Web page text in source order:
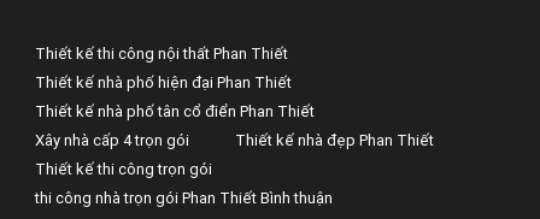
Thiết kế thi công nội thất Phan Thiết
Thiết kế nhà phố hiện đại Phan Thiết
Thiết kế nhà phố tân cổ điển Phan Thiết
Xây nhà cấp 4 trọn gói
Thiết kế nhà đẹp Phan Thiết
Thiết kế thi công trọn gói
thi công nhà trọn gói Phan Thiết Bình thuận